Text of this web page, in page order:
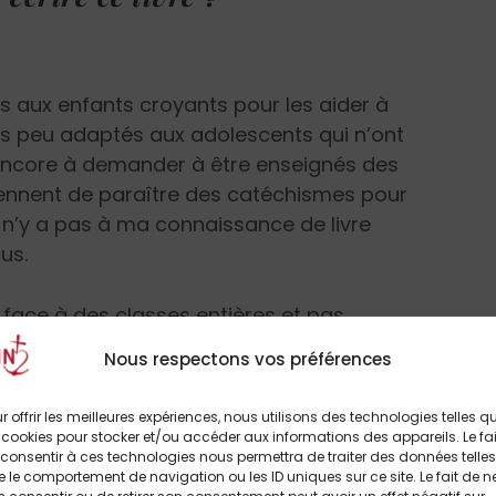
Nous respectons vos préférences
offrir les meilleures expériences, nous utilisons des technologies telles
pour stocker et/ou accéder aux informations des appareils. Le
à ces technologies nous permettra de traiter des données telles
le comportement de navigation ou les ID uniques sur ce site. Le fait de
aux enfants croyants pour les aider à
adaptés aux adolescents qui n’ont
à demander à être enseignés des
de paraître des catéchismes pour
a pas à ma connaissance de livre
face à des classes entières et pas
catéchisme, m’a confronté à une réalité
tradition chrétienne sont indifférents ou
avec assurance. Chez ces jeunes
constamment : « Je crois en la science,
religions sont sources de violence, l’Église